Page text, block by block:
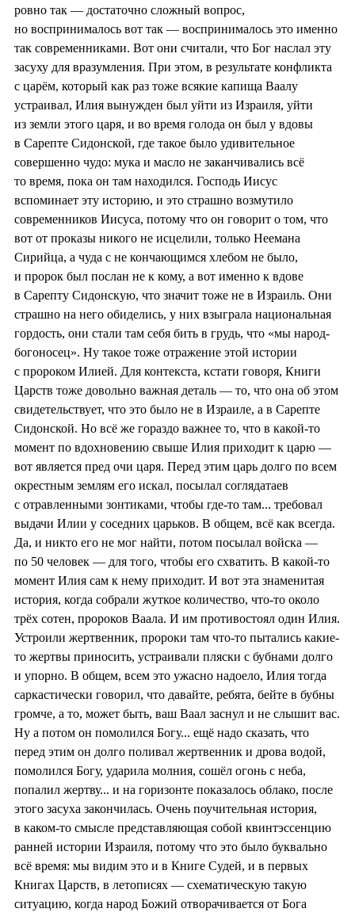
ровно так — достаточно сложный вопрос,
но воспринималось вот так — воспринималось это именно
так современниками. Вот они считали, что Бог наслал эту
засуху для вразумления. При этом, в результате конфликта
с царём, который как раз тоже всякие капища Ваалу
устраивал, Илия вынужден был уйти из Израиля, уйти
из земли этого царя, и во время голода он был у вдовы
в Сарепте Сидонской, где такое было удивительное
совершенно чудо: мука и масло не заканчивались всё
то время, пока он там находился. Господь Иисус
вспоминает эту историю, и это страшно возмутило
современников Иисуса, потому что он говорит о том, что
вот от проказы никого не исцелили, только Неемана
Сирийца, а чуда с не кончающимся хлебом не было,
и пророк был послан не к кому, а вот именно к вдове
в Сарепту Сидонскую, что значит тоже не в Израиль. Они
страшно на него обиделись, у них взыграла национальная
гордость, они стали там себя бить в грудь, что «мы народ-
богоносец». Ну такое тоже отражение этой истории
с пророком Илией. Для контекста, кстати говоря, Книги
Царств тоже довольно важная деталь — то, что она об этом
свидетельствует, что это было не в Израиле, а в Сарепте
Сидонской. Но всё же гораздо важнее то, что в какой-то
момент по вдохновению свыше Илия приходит к царю —
вот является пред очи царя. Перед этим царь долго по всем
окрестным землям его искал, посылал соглядатаев
с отравленными зонтиками, чтобы где-то там... требовал
выдачи Илии у соседних царьков. В общем, всё как всегда.
Да, и никто его не мог найти, потом посылал войска —
по 50 человек — для того, чтобы его схватить. В какой-то
момент Илия сам к нему приходит. И вот эта знаменитая
история, когда собрали жуткое количество, что-то около
трёх сотен, пророков Ваала. И им противостоял один Илия.
Устроили жертвенник, пророки там что-то пытались какие-
то жертвы приносить, устраивали пляски с бубнами долго
и упорно. В общем, всем это ужасно надоело, Илия тогда
саркастически говорил, что давайте, ребята, бейте в бубны
громче, а то, может быть, ваш Ваал заснул и не слышит вас.
Ну а потом он помолился Богу... ещё надо сказать, что
перед этим он долго поливал жертвенник и дрова водой,
помолился Богу, ударила молния, сошёл огонь с неба,
попалил жертву... и на горизонте показалось облако, после
этого засуха закончилась. Очень поучительная история,
в каком-то смысле представляющая собой квинтэссенцию
ранней истории Израиля, потому что это было буквально
всё время: мы видим это и в Книге Судей, и в первых
Книгах Царств, в летописях — схематическую такую
ситуацию, когда народ Божий отворачивается от Бога